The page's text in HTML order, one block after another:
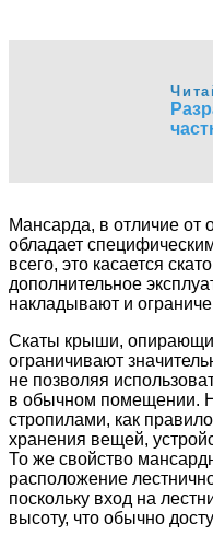
Мансарда, в отличие от
обладает
всего, это касается
дополнительное
накладывают и
Скаты крыши,
ограничивают
не позволяя
в обычном помещении.
стропилами, как
хранения вещей,
То же свойство
расположение
поскольку вход на
высоту, что обычно